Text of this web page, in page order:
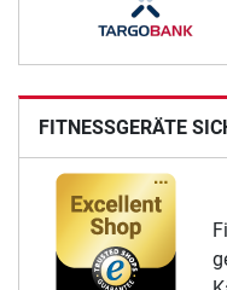
FITNESSGERÄTE